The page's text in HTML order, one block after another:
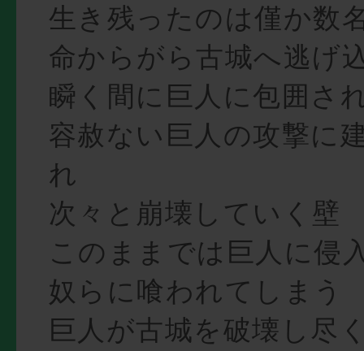
生き残ったのは僅か数
命からがら古城へ逃げ
瞬く間に巨人に包囲さ
容赦ない巨人の攻撃に
れ
次々と崩壊していく壁
このままでは巨人に侵
奴らに喰われてしまう
巨人が古城を破壊し尽